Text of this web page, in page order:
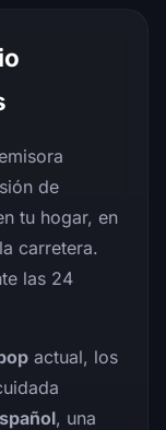
de
tu hogar, en
carretera.
las 24
actual, los
, una